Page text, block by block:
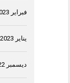
فبراير 2023
يناير 2023
ديسمبر 2022